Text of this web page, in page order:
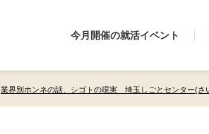
今月開催の就活イベント
業界別ホンネの話、シゴトの現実 埼玉しごとセンター(さ